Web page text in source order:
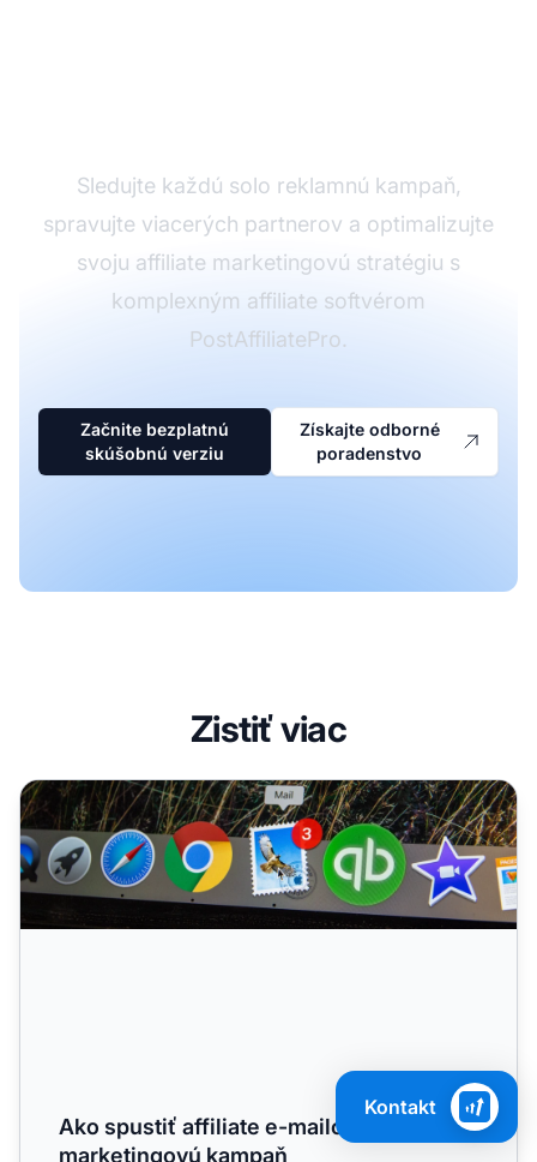
Sledujte každú solo reklamnú kampaň,
spravujte viacerých partnerov a optimalizujte
svoju affiliate marketingovú stratégiu s
komplexným affiliate softvérom
PostAffiliatePro.
Začnite bezplatnú
skúšobnú verziu
Získajte odborné
poradenstvo
Zistiť viac
Ako spustiť affiliate e-mailovú marketingovú kampaň
Ako spustiť affiliate e-mailovú
marketingovú kampaň
Kontakt